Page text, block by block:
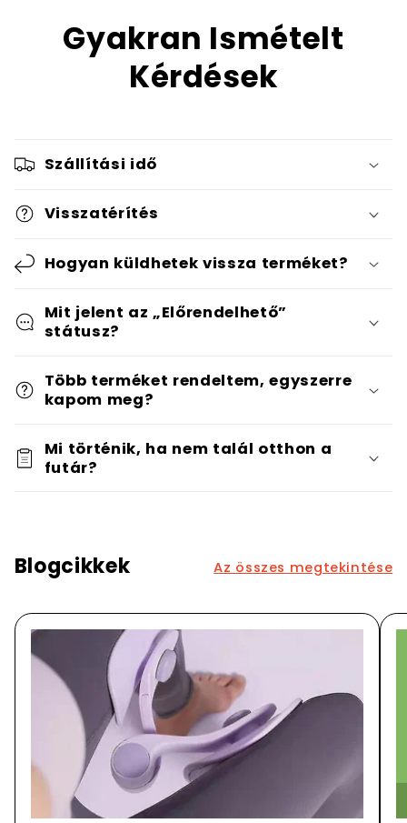
Gyakran Ismételt
Kérdések
Szállítási idő
Visszatérítés
Hogyan küldhetek vissza terméket?
Mit jelent az „Előrendelhető”
státusz?
Több terméket rendeltem, egyszerre
kapom meg?
Mi történik, ha nem talál otthon a
futár?
Blogcikkek Az összes megtekintése